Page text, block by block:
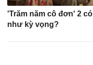
'Trăm năm cô đơn' 2 có
như kỳ vọng?